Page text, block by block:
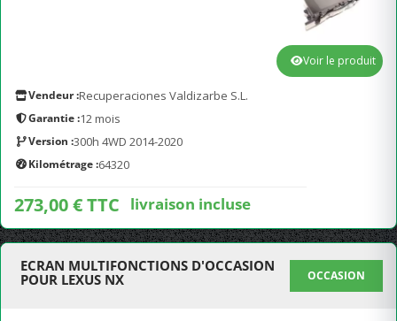
Vendeur :Recuperaciones Valdizarbe S.L.
Garantie :12 mois
Version :300h 4WD 2014-2020
Kilométrage :64320
273,00 € TTC livraison incluse
Voir le produit
ECRAN MULTIFONCTIONS D'OCCASION
POUR LEXUS NX
OCCASION